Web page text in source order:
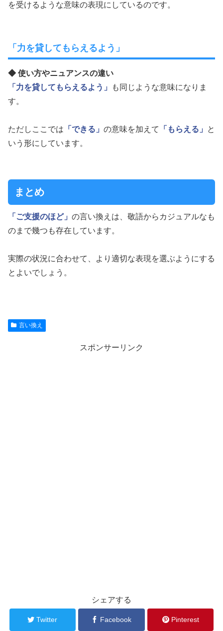
を受けるような意味の表現にしているのです。
「力を貸してもらえるよう」
◆ 使い方やニュアンスの違い
「力を貸してもらえるよう」
も同じような意味になりま
す。
ただしここでは 「できる」 の意味を加えて 「もらえる」
と
いう形にしています。
まとめ
「ご支援のほど」 の言い換えは、敬語からカジュアルなも
のまで幾つも存在しています。
実際の状況に合わせて、より適切な表現を選ぶようにする
とよいでしょう。
言い換え
スポンサーリンク
シェアする
Twitter Facebook Pinterest